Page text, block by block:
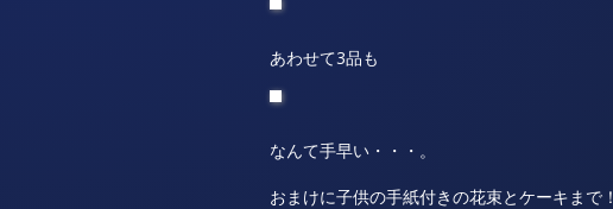
あわせて3品も
なんて手早い・・・。
おまけに子供の手紙付きの花束とケーキまで！